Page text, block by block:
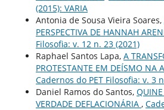
(2015): VARIA
Antonia de Sousa Vieira Soares,
PERSPECTIVA DE HANNAH
Filosofia: v. 12 n. 23 (2021)
Raphael Santos Lapa, A
PROTESTANTE EM DEÍSMO NA
Cadernos do PET Filosofia: v. 3
Daniel Ramos do Santos,
VERDADE DEFLACIONÁRIA ,